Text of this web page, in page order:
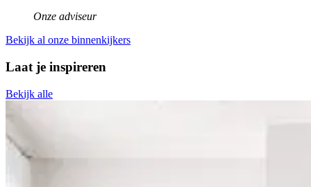
Onze adviseur
Bekijk al onze binnenkijkers
Laat je inspireren
Bekijk alle